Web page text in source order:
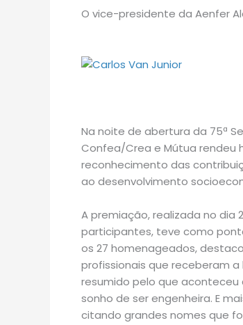
O vice-presidente da Aenfer
Na noite de abertura da 75ª
Confea/Crea e Mútua rendeu
reconhecimento das
ao desenvolvimento
A premiação, realizada no dia
participantes, teve como
os 27 homenageados,
profissionais que receberam
resumido pelo que
sonho de ser engenheira. E
citando grandes nomes que